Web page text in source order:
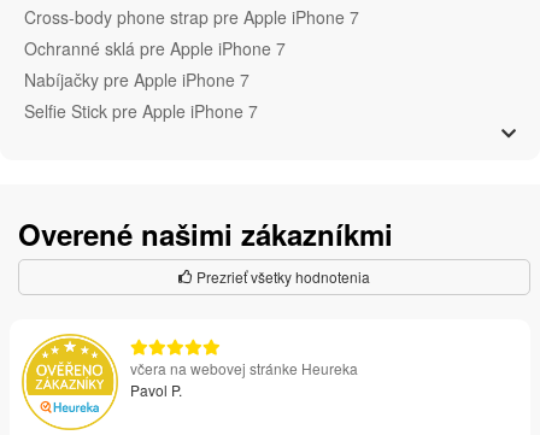
Cross-body phone strap pre Apple iPhone 7
Ochranné sklá pre Apple iPhone 7
Nabíjačky pre Apple iPhone 7
Selfie Stick pre Apple iPhone 7
Overené našimi zákazníkmi
Prezrieť všetky hodnotenia
včera na webovej stránke Heureka
Pavol P.